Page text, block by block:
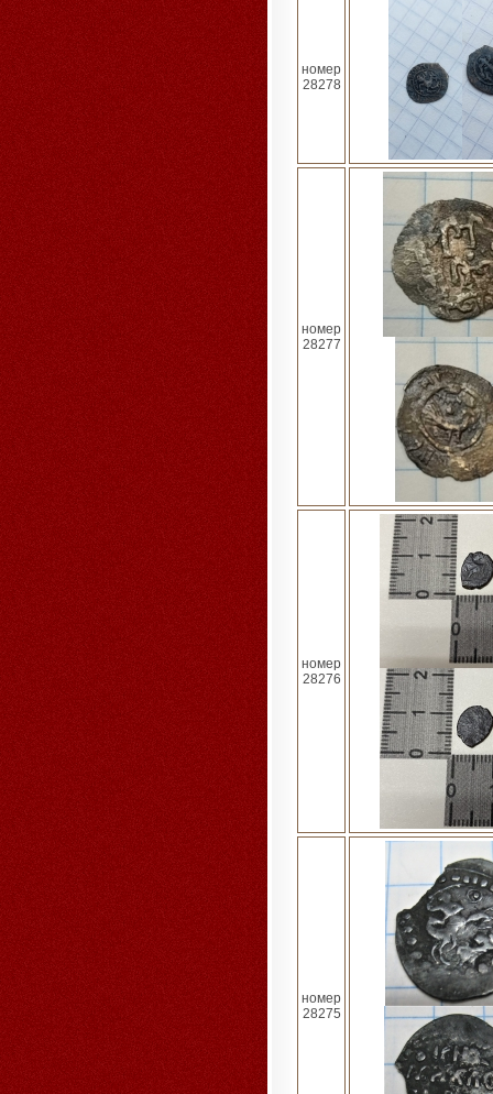
номер
28278
номер
28277
номер
28276
номер
28275